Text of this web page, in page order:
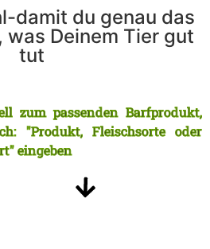
damit du genau das
Deinem Tier gut
tut
zum passenden Barfprodukt,
"Produkt, Fleischsorte oder
eingeben